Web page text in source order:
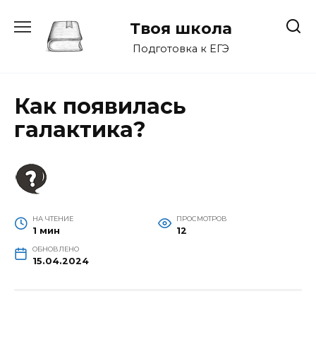
содержанию
Твоя школа
Подготовка к ЕГЭ
Как появилась
галактика?
НА ЧТЕНИЕ
1 мин
ПРОСМОТРОВ
12
ОБНОВЛЕНО
15.04.2024